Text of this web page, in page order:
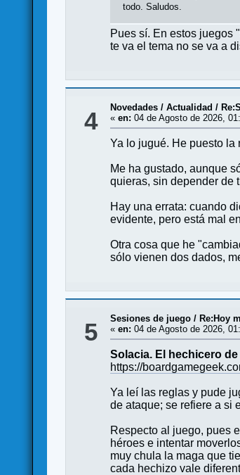
todo. Saludos.
Pues sí. En estos juegos
te va el tema no se va a
4 Novedades / Actualidad /
«en: 04 de Agosto de 2026,
Ya lo jugué. He puesto la
Me ha gustado, aunque
quieras, sin depender de
Hay una errata: cuando
evidente, pero está mal
Otra cosa que he
sólo vienen dos dados,
5 Sesiones de juego / Re:Hoy
«en: 04 de Agosto de 2026,
Solacia. El hechicero
https://
Ya leí las reglas y pude
de ataque; se refiere a si
Respecto al juego, pues
héroes e intentar
muy chula la maga que
cada hechizo vale